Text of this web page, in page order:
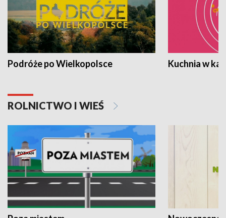
Podróże po Wielkopolsce Kuchnia w
ROLNICTWO I WIEŚ